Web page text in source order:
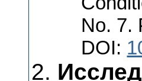
No. 7.
DOI: